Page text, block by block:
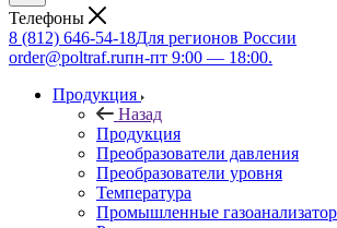
Телефоны
8 (812) 646-54-18Для регионов России
order@poltraf.ruпн-пт 9:00 — 18:00.
Продукция
Назад
Продукция
Преобразователи давления
Преобразователи уровня
Температура
Промышленные